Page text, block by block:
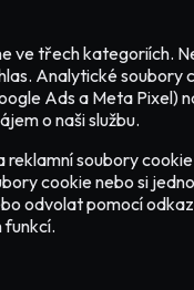
ve třech kategoriích.
Analytické
Ads a Meta
o naši službu.
soubory
cookie nebo si
odvolat pomocí
funkcí.